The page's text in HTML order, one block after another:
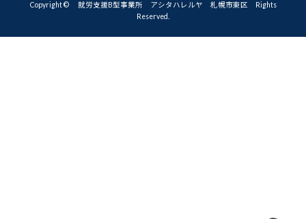
Copyright © 就労支援B型事業所 アシタハレルヤ 札幌市東区 Rights
Reserved.